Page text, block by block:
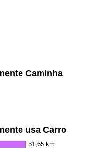
Caminha
usa Carro
31,65 km